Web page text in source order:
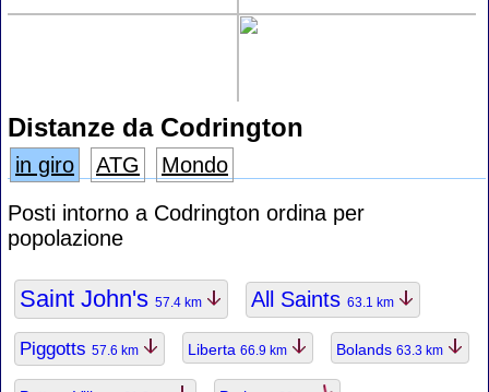
Distanze da Codrington
in giro ATG
Mondo
Posti intorno a Codrington ordina per
popolazione
Saint John's 57.4 km All Saints 63.1 km
Piggotts 57.6 km Liberta 66.9 km Bolands 63.3 km